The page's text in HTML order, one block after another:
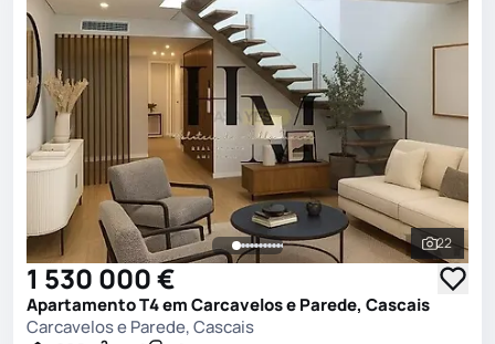
Ver
22
1 530 000 €
Apartamento T4 em Carcavelos e Parede, Cascais
Carcavelos e Parede, Cascais